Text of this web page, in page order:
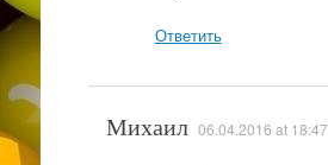
Ответить
Михаил 06.04.2016 at 18:47